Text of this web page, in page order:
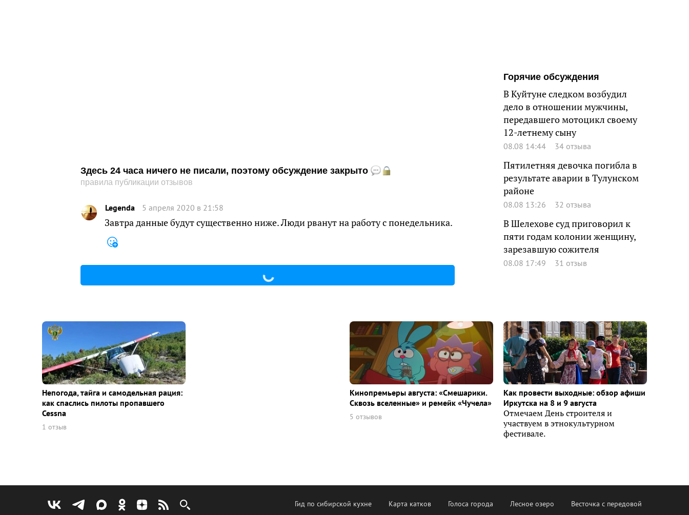
Здесь 24 часа ничего не писали, поэтому обсуждение закрыто
правила публикации отзывов
Legenda 5 апреля 2020 в 21:58
Завтра данные будут существенно ниже. Люди рванут на работу с понедельника.
Горячие обсуждения
В Куйтуне следком возбудил
дело в отношении мужчины,
передавшего мотоцикл своему
12-летнему сыну
08.08 14:44 34 отзыва
Пятилетняя девочка погибла в
результате аварии в Тулунском
районе
08.08 13:26 32 отзыва
В Шелехове суд приговорил к
пяти годам колонии женщину,
зарезавшую сожителя
08.08 17:49 31 отзыв
Непогода, тайга и самодельная рация:
как спаслись пилоты пропавшего
Cessna
1 отзыв
Кинопремьеры августа: «Смешарики.
Сквозь вселенные» и ремейк «Чучела»
5 отзывов
Как провести выходные: обзор афиши
Иркутска на 8 и 9 августа
Отмечаем День строителя и
участвуем в этнокультурном
фестивале.
Гид по сибирской кухне Карта катков Голоса города Лесное озеро Весточка с передовой